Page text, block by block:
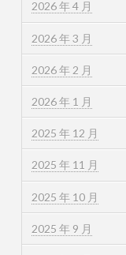
2026 年 4 月
2026 年 3 月
2026 年 2 月
2026 年 1 月
2025 年 12 月
2025 年 11 月
2025 年 10 月
2025 年 9 月